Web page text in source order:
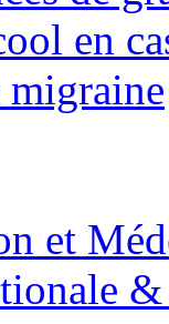
en
migraine
et